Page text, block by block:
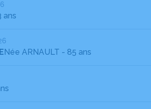
ans
Née ARNAULT - 85 ans